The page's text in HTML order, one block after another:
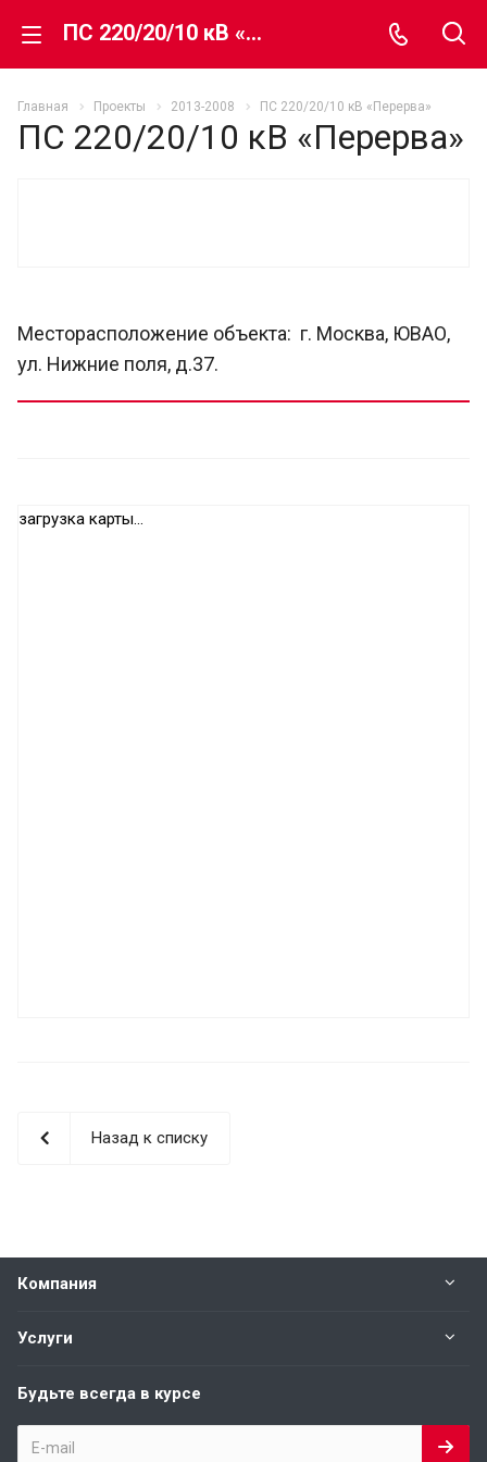
ПС 220/20/10 кВ «Перерва»
Главная Проекты 2013-2008 ПС 220/20/10 кВ «Перерва»
ПС 220/20/10 кВ «Перерва»
Месторасположение объекта: г. Москва, ЮВАО,
ул. Нижние поля, д.37.
загрузка карты...
Назад к списку
Компания
Услуги
Будьте всегда в курсе